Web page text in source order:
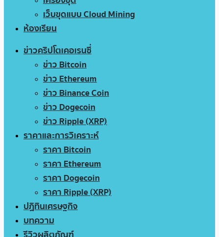
เว็บขุดแบบ Cloud Mining
ห้องเรียน
ข่าวคริปโตเคอเรนซี่
ข่าว Bitcoin
ข่าว Ethereum
ข่าว Binance Coin
ข่าว Dogecoin
ข่าว Ripple (XRP)
ราคาและการวิเคราะห์
ราคา Bitcoin
ราคา Ethereum
ราคา Dogecoin
ราคา Ripple (XRP)
ปฏิทินเศรษฐกิจ
บทความ